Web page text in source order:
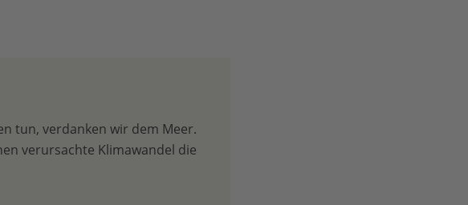
tun, verdanken wir dem Meer.
verursachte Klimawandel die